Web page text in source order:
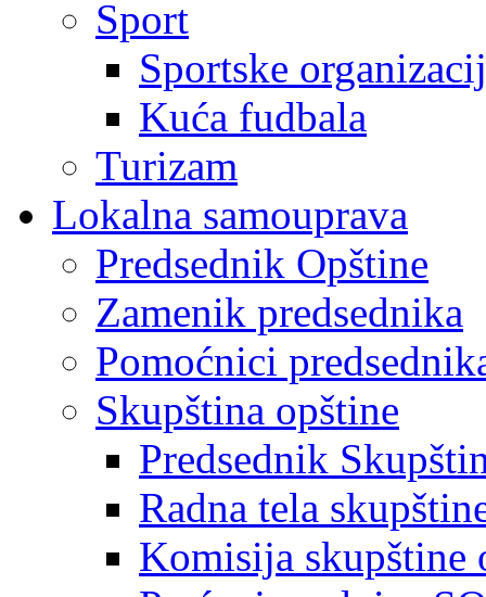
Sport
Sportske
Kuća fudbala
Turizam
Lokalna samouprava
Predsednik Opštine
Zamenik predsednika
Pomoćnici
Skupština opštine
Predsednik
Radna tela
Komisija skupštine